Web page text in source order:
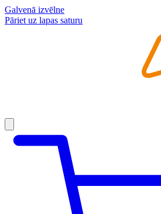
Galvenā izvēlne
Pāriet uz lapas saturu